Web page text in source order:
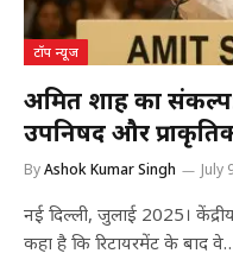
टॉप न्यूज
अमित शाह का
उपनिषद और
ByAshok Kumar Singh July
नई दिल्ली, जुलाई 2025।
कहा है कि रिटायरमेंट के बाद